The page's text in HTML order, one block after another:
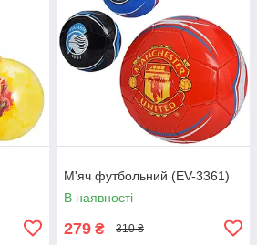
М'яч футбольний (EV-3361)
В наявності
279 ₴ 310 ₴